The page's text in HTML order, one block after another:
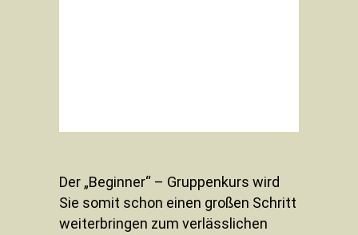
Der „Beginner“ – Gruppenkurs wird
Sie somit schon einen großen Schritt
weiterbringen zum verlässlichen